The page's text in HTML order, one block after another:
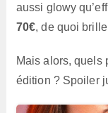
aussi glowy
70€, de quoi
Mais alors, quels
édition ? Spoiler